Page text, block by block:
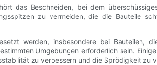
das Beschneiden, bei dem
zu vermeiden, die die Bauteile
werden, insbesondere bei Bauteilen,
Umgebungen erforderlich sein.
zu verbessern und die Sprödigkeit zu